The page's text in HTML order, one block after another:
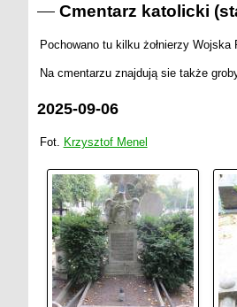
Cmentarz katolicki
Pochowano tu kilku żołnierzy
Na cmentarzu znajdują sie także
2025-09-06
Fot. Krzysztof Menel